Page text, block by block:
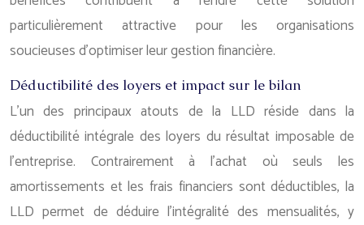
particulièrement attractive pour les organisations
soucieuses d’optimiser leur gestion financière.
Déductibilité des loyers et impact sur le bilan
L’un des principaux atouts de la LLD réside dans la
déductibilité intégrale des loyers du résultat imposable de
l’entreprise. Contrairement à l’achat où seuls les
amortissements et les frais financiers sont déductibles, la
LLD permet de déduire l’intégralité des mensualités, y